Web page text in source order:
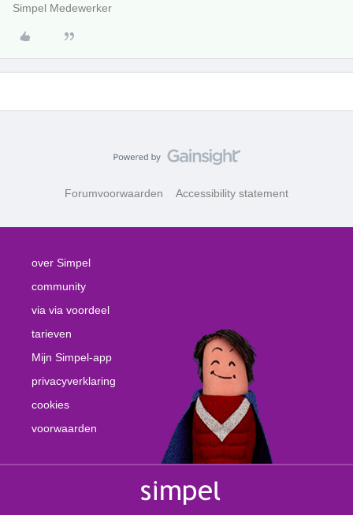
Simpel Medewerker
Forumvoorwaarden Accessibility statement
over Simpel
community
via via voordeel
tarieven
Mijn Simpel-app
privacyverklaring
cookies
voorwaarden